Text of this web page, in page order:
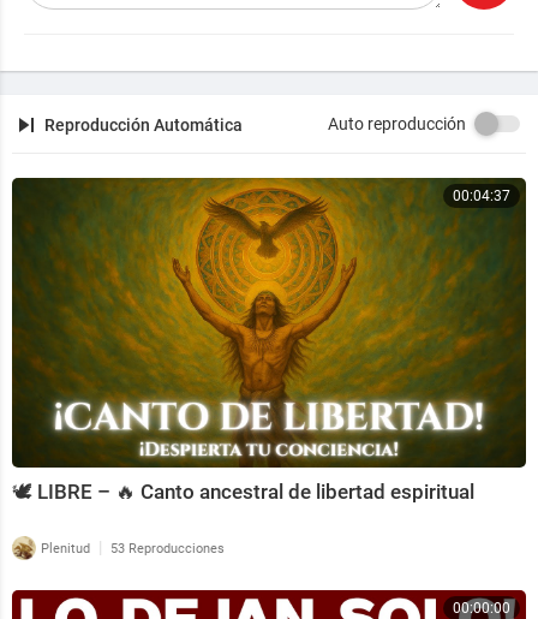
Reproducción Automática Auto reproducción
00:04:37
🕊️ LIBRE – 🔥 Canto ancestral de libertad espiritual
Plenitud | 53 Reproducciones
00:00:00